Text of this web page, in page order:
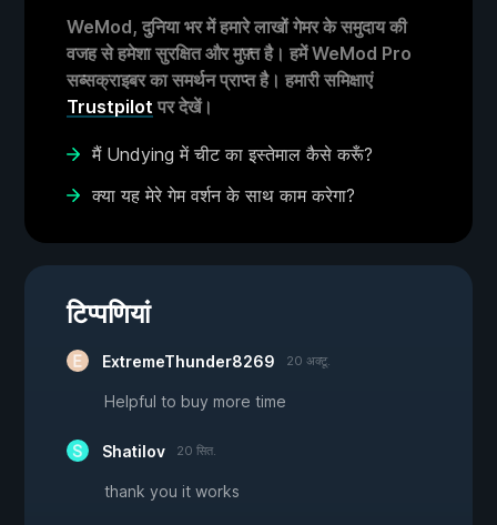
WeMod, दुनिया भर में हमारे लाखों गेमर के समुदाय की
वजह से हमेशा सुरक्षित और मुफ़्त है। हमें WeMod Pro
सब्सक्राइबर का समर्थन प्राप्त है। हमारी समिक्षाएं
Trustpilot पर देखें।
मैं Undying में चीट का इस्तेमाल कैसे करूँ?
क्या यह मेरे गेम वर्शन के साथ काम करेगा?
टिप्पणियां
ExtremeThunder8269 20 अक्टू.
Helpful to buy more time
Shatilov 20 सित.
thank you it works